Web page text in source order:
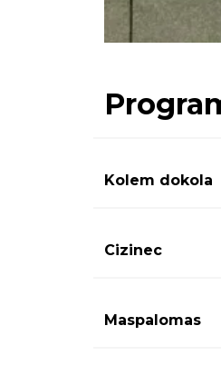
Kolem dokola
Cizinec
Maspalomas